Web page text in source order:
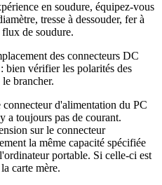
en soudure, équipez-vous
tresse à dessouder, fer à
de soudure.
des connecteurs DC
bien vérifier les polarités des
brancher.
d'alimentation du PC
a toujours pas de courant.
sur le connecteur
la même capacité spécifiée
portable. Si celle-ci est
carte mère.